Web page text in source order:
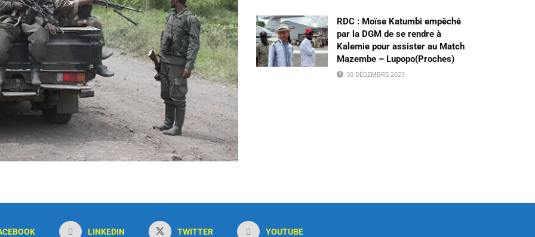
RDC : Moïse Katumbi empêché
par la DGM de se rendre à
Kalemie pour assister au Match
Mazembe – Lupopo(Proches)
30 DÉCEMBRE 2023
LINKEDIN TWITTER YOUTUBE